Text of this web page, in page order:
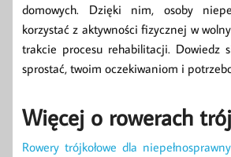
domowych. Dzięki nim, osoby
korzystać z aktywności fizycznej w
trakcie procesu rehabilitacji. Dowiedz
sprostać, twoim oczekiwaniom i
Więcej o rowerach
Rowery trójkołowe dla